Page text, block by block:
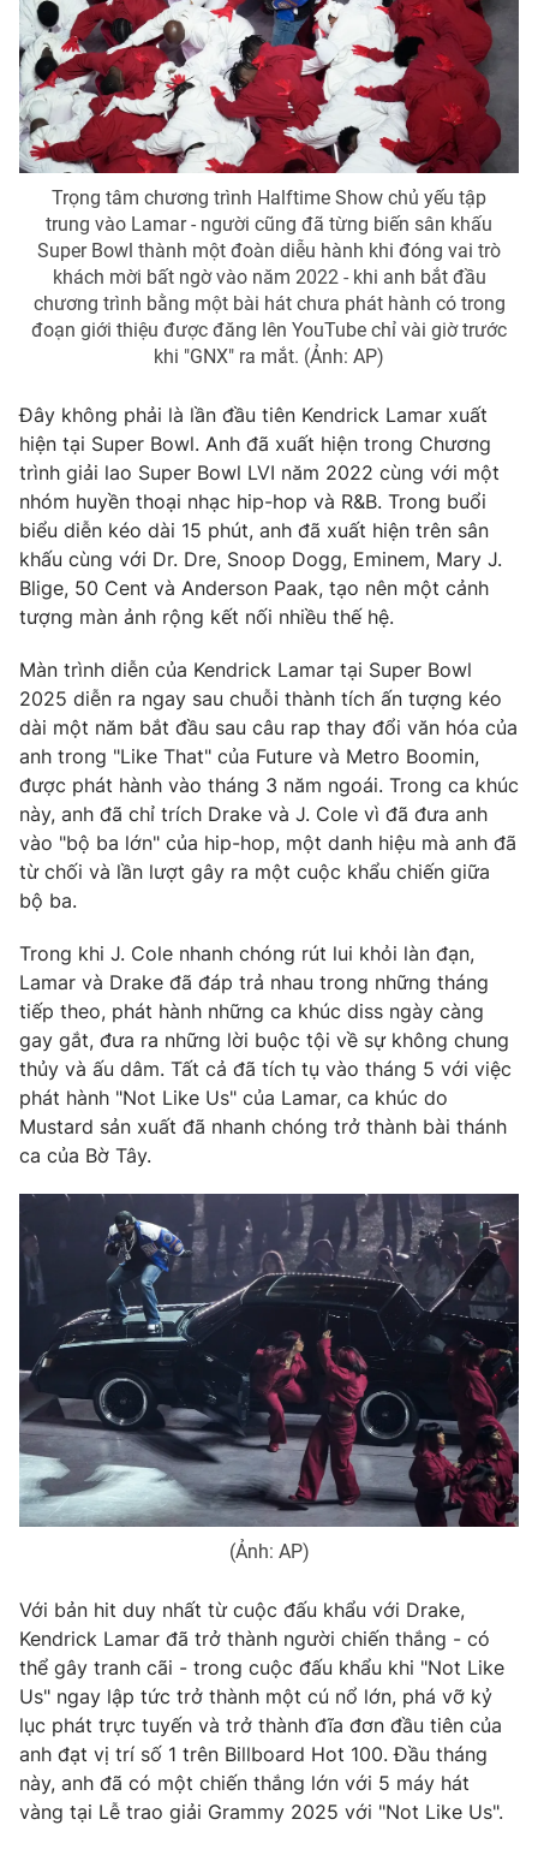
Trọng tâm chương trình Halftime Show chủ yếu tập
trung vào Lamar - người cũng đã từng biến sân khấu
Super Bowl thành một đoàn diễu hành khi đóng vai trò
khách mời bất ngờ vào năm 2022 - khi anh bắt đầu
chương trình bằng một bài hát chưa phát hành có trong
đoạn giới thiệu được đăng lên YouTube chỉ vài giờ trước
khi "GNX" ra mắt. (Ảnh: AP)
Đây không phải là lần đầu tiên Kendrick Lamar xuất
hiện tại Super Bowl. Anh đã xuất hiện trong Chương
trình giải lao Super Bowl LVI năm 2022 cùng với một
nhóm huyền thoại nhạc hip-hop và R&B. Trong buổi
biểu diễn kéo dài 15 phút, anh đã xuất hiện trên sân
khấu cùng với Dr. Dre, Snoop Dogg, Eminem, Mary J.
Blige, 50 Cent và Anderson Paak, tạo nên một cảnh
tượng màn ảnh rộng kết nối nhiều thế hệ.
Màn trình diễn của Kendrick Lamar tại Super Bowl
2025 diễn ra ngay sau chuỗi thành tích ấn tượng kéo
dài một năm bắt đầu sau câu rap thay đổi văn hóa của
anh trong "Like That" của Future và Metro Boomin,
được phát hành vào tháng 3 năm ngoái. Trong ca khúc
này, anh đã chỉ trích Drake và J. Cole vì đã đưa anh
vào "bộ ba lớn" của hip-hop, một danh hiệu mà anh đã
từ chối và lần lượt gây ra một cuộc khẩu chiến giữa
bộ ba.
Trong khi J. Cole nhanh chóng rút lui khỏi làn đạn,
Lamar và Drake đã đáp trả nhau trong những tháng
tiếp theo, phát hành những ca khúc diss ngày càng
gay gắt, đưa ra những lời buộc tội về sự không chung
thủy và ấu dâm. Tất cả đã tích tụ vào tháng 5 với việc
phát hành "Not Like Us" của Lamar, ca khúc do
Mustard sản xuất đã nhanh chóng trở thành bài thánh
ca của Bờ Tây.
(Ảnh: AP)
Với bản hit duy nhất từ ​​cuộc đấu khẩu với Drake,
Kendrick Lamar đã trở thành người chiến thắng - có
thể gây tranh cãi - trong cuộc đấu khẩu khi "Not Like
Us" ngay lập tức trở thành một cú nổ lớn, phá vỡ kỷ
lục phát trực tuyến và trở thành đĩa đơn đầu tiên của
anh đạt vị trí số 1 trên Billboard Hot 100. Đầu tháng
này, anh đã có một chiến thắng lớn với 5 máy hát
vàng tại Lễ trao giải Grammy 2025 với "Not Like Us".